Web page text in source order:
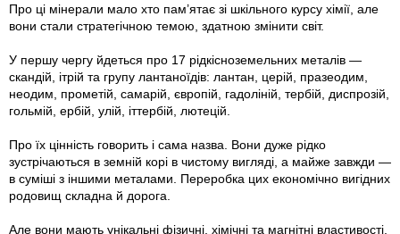
Про ці мінерали мало хто пам’ятає зі шкільного курсу хімії, але
вони стали стратегічною темою, здатною змінити світ.
У першу чергу йдеться про 17 рідкісноземельних металів —
скандій, ітрій та групу лантаноїдів: лантан, церій, празеодим,
неодим, прометій, самарій, європій, гадоліній, тербій, диспрозій,
гольмій, ербій, улій, іттербій, лютецій.
Про їх цінність говорить і сама назва. Вони дуже рідко
зустрічаються в земній корі в чистому вигляді, а майже завжди —
в суміші з іншими металами. Переробка цих економічно вигідних
родовищ складна й дорога.
Але вони мають унікальні фізичні, хімічні та магнітні властивості,